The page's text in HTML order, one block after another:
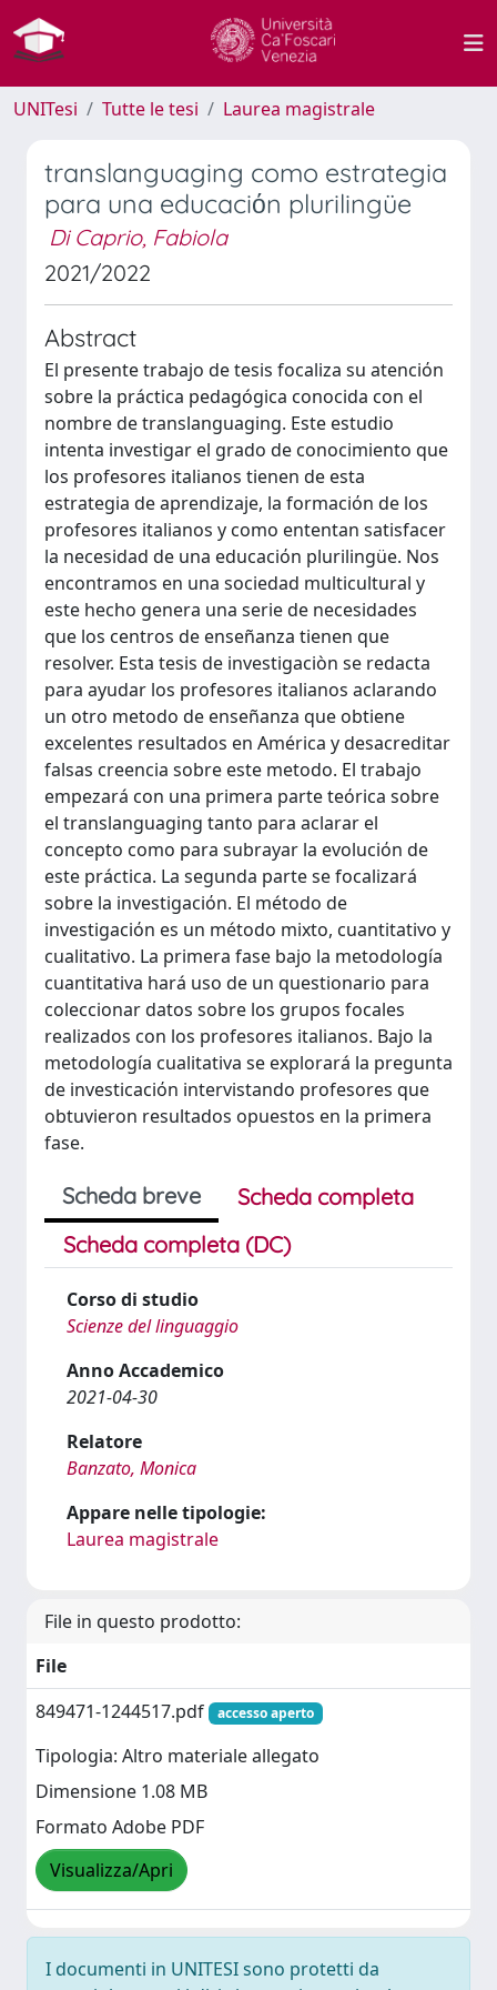
UNITesi Tutte le tesi Laurea magistrale
translanguaging como estrategia
para una educaciόn plurilingüe
Di Caprio, Fabiola
2021/2022
Abstract
El presente trabajo de tesis focaliza su atenciόn
sobre la práctica pedagógica conocida con el
nombre de translanguaging. Este estudio
intenta investigar el grado de conocimiento que
los profesores italianos tienen de esta
estrategia de aprendizaje, la formaciόn de los
profesores italianos y como ententan satisfacer
la necesidad de una educaciόn plurilingüe. Nos
encontramos en una sociedad multicultural y
este hecho genera una serie de necesidades
que los centros de enseñanza tienen que
resolver. Esta tesis de investigaciòn se redacta
para ayudar los profesores italianos aclarando
un otro metodo de enseñanza que obtiene
excelentes resultados en América y desacreditar
falsas creencia sobre este metodo. El trabajo
empezará con una primera parte teόrica sobre
el translanguaging tanto para aclarar el
concepto como para subrayar la evoluciόn de
este práctica. La segunda parte se focalizará
sobre la investigaciόn. El método de
investigaciόn es un método mixto, cuantitativo y
cualitativo. La primera fase bajo la metodología
cuantitativa hará uso de un questionario para
coleccionar datos sobre los grupos focales
realizados con los profesores italianos. Bajo la
metodología cualitativa se explorará la pregunta
de investicaciόn intervistando profesores que
obtuvieron resultados opuestos en la primera
fase.
Scheda breve
Scheda completa
Scheda completa (DC)
Corso di studio
Scienze del linguaggio
Anno Accademico
2021-04-30
Relatore
Banzato, Monica
Appare nelle tipologie:
Laurea magistrale
File in questo prodotto:
File
849471-1244517.pdf
accesso aperto
Tipologia: Altro materiale allegato
Dimensione 1.08 MB
Formato Adobe PDF
Visualizza/Apri
I documenti in UNITESI sono protetti da